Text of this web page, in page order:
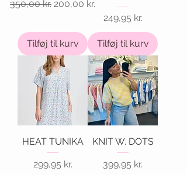
Regulær pris
350,00 kr. Salgspris
200,00 kr.
Tilføj til kurv
Pris
249,95 kr.
Tilføj til kurv
HEAT TUNIKA
Pris
299,95 kr.
KNIT W. DOTS
Pris
399,95 kr.